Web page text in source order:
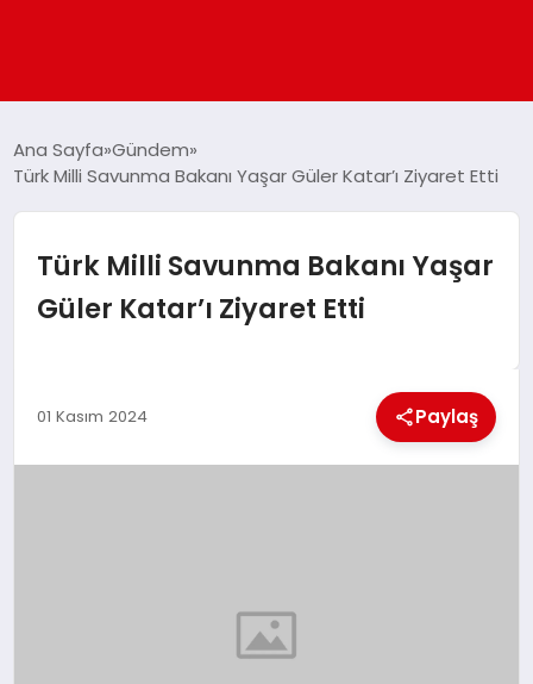
DÜNYA
EKONOMI
Ana Sayfa Gündem
Türk Milli Savunma Bakanı Yaşar Güler Katar’ı Ziyaret Etti
Türk Milli Savunma Bakanı Yaşar
Güler Katar’ı Ziyaret Etti
01 Kasım 2024 Paylaş